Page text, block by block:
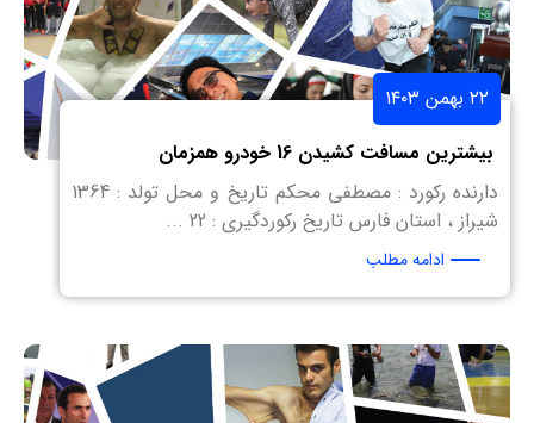
۲۲ بهمن ۱۴۰۳
بیشترین مسافت کشیدن 16 خودرو همزمان
دارنده رکورد : مصطفی محکم تاریخ و محل تولد : 1364
شیراز ، استان فارس تاریخ رکوردگیری : 22 ...
ادامه مطلب